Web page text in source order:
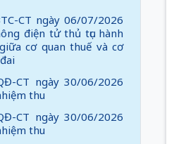
CT ngày 06/07/2026
điện tử thủ tục hành
cơ quan thuế và cơ
CT ngày 30/06/2026
thu
CT ngày 30/06/2026
thu